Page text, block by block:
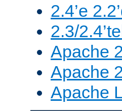
2.4’e
2.3/
Apache
Apache
Apache